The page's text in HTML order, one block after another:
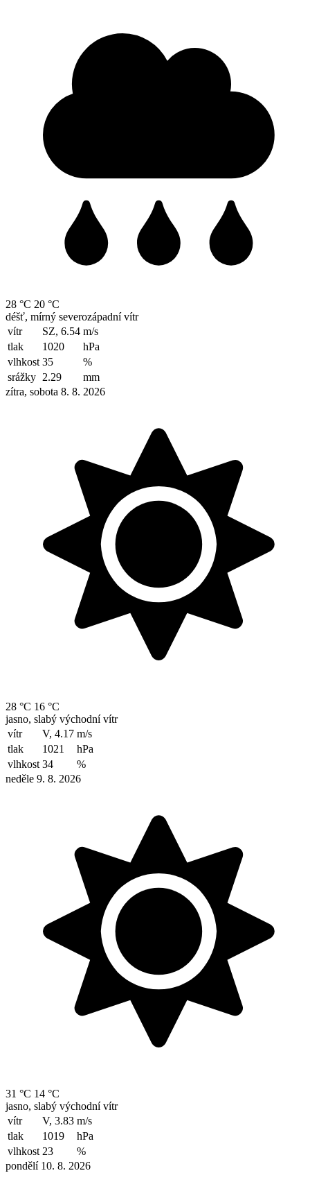
28 °C 20 °C
déšť, mírný severozápadní vítr
vítr
SZ, 6.54 m/s
tlak
1020
hPa
vlhkost 35
%
srážky 2.29
mm
zítra, sobota 8. 8. 2026
28 °C 16 °C
jasno, slabý východní vítr
vítr
V, 4.17 m/s
tlak
1021
hPa
vlhkost 34
%
neděle 9. 8. 2026
31 °C 14 °C
jasno, slabý východní vítr
vítr
V, 3.83 m/s
tlak
1019
hPa
vlhkost 23
%
pondělí 10. 8. 2026